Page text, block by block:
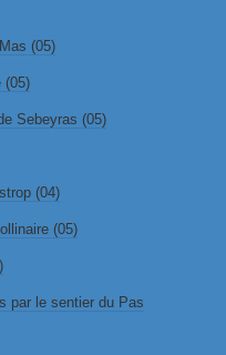
(05)
(05)
Sebeyras (05)
(04)
(05)
par le sentier du Pas